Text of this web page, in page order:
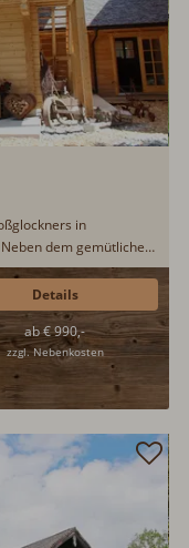
in
dem gemütlichen
gibt es rundherum
ein Urlaub im
ab € 990,-
zzgl. Nebenkosten
Details